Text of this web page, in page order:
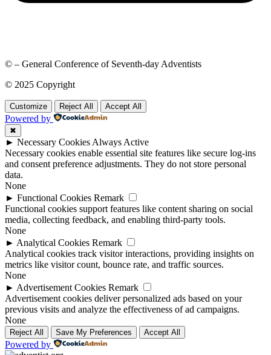
© – General Conference of Seventh-day Adventists
© 2025 Copyright
Customize Reject All Accept All
Powered by
✖
► Necessary Cookies Always Active
Necessary cookies enable essential site features like secure log-ins
and consent preference adjustments. They do not store personal
data.
None
► Functional Cookies Remark
Functional cookies support features like content sharing on social
media, collecting feedback, and enabling third-party tools.
None
► Analytical Cookies Remark
Analytical cookies track visitor interactions, providing insights on
metrics like visitor count, bounce rate, and traffic sources.
None
► Advertisement Cookies Remark
Advertisement cookies deliver personalized ads based on your
previous visits and analyze the effectiveness of ad campaigns.
None
Reject All Save My Preferences Accept All
Powered by